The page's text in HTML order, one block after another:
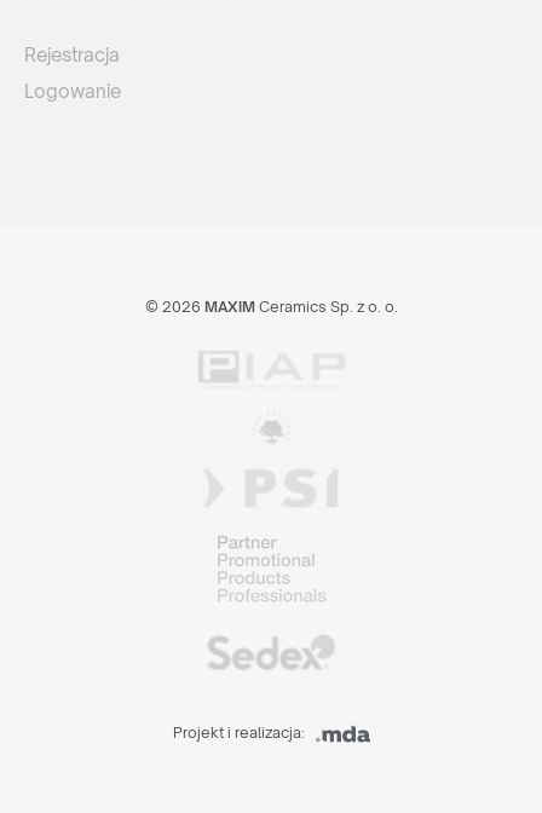
Rejestracja
Logowanie
© 2026 MAXIMCeramics Sp. z o. o.
Projekt i realizacja: